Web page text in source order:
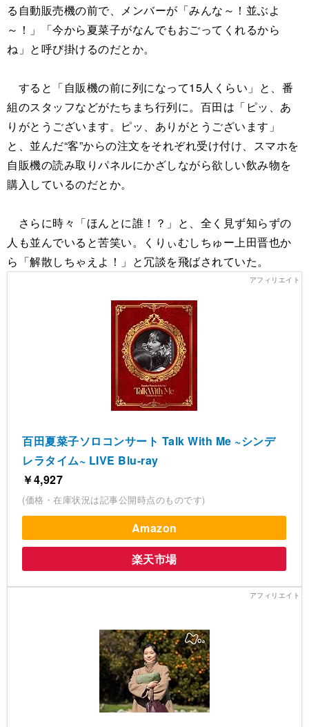
る自動販売機の前で、メンバーが「みんな～！並ぶよ
～！」「今から夏菜子がなんでもおごってくれるから
ね」と呼び掛けるのだとか。
すると「自販機の前に列になって15人くらい」と、番
組のスタッフなどがたちまち行列に。百田は「ピッ、あ
りがとうございます。ピッ、ありがとうございます」
と、並んだ“客”からの注文をそれぞれ受け付け、スマホを
自販機の読み取りパネルにかざしながら欲しい飲み物を
購入しているのだとか。
さらに時々「ほんとに誰！？」と、全く見ず知らずの
人も並んでいると苦笑い。くりぃむしちゅー上田晋也か
ら「解散しちゃえよ！」と冗談を飛ばされていた。
百田夏菜子ソロコンサート Talk With Me ~シンデ
レラタイム~ LIVE Blu-ray
￥4,927
(価格・在庫状況は記事公開時点のものです)
Amazon
楽天市場